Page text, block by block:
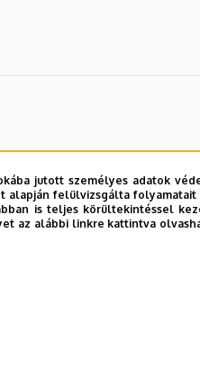
jutott személyes adatok
alapján felülvizsgálta
is teljes körültekintéssel
az alábbi linkre kattintva